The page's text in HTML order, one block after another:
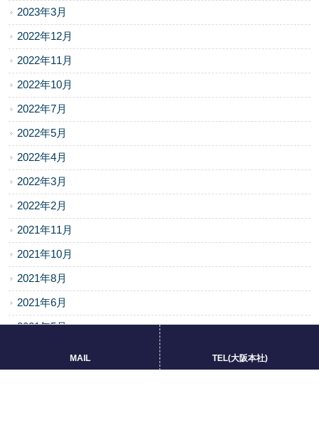
2023年3月
2022年12月
2022年11月
2022年10月
2022年7月
2022年5月
2022年4月
2022年3月
2022年2月
2021年11月
2021年10月
2021年8月
2021年6月
2021年5月
MAIL TEL(大阪本社)